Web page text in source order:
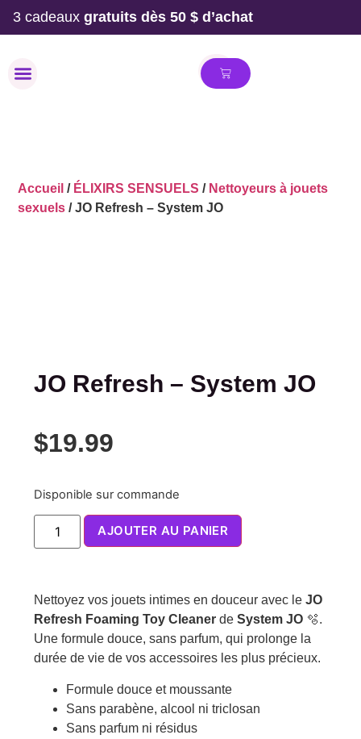
3 cadeaux gratuits dès 50 $ d’achat
Accueil / ÉLIXIRS SENSUELS / Nettoyeurs à jouets
sexuels / JO Refresh – System JO
JO Refresh – System JO
$19.99
Disponible sur commande
AJOUTER AU PANIER
Nettoyez vos jouets intimes en douceur avec leJO
Refresh Foaming Toy Cleaner deSystem JO 🫧.
Une formule douce, sans parfum, qui prolonge la
durée de vie de vos accessoires les plus précieux.
Formule douce et moussante
Sans parabène, alcool ni triclosan
Sans parfum ni résidus